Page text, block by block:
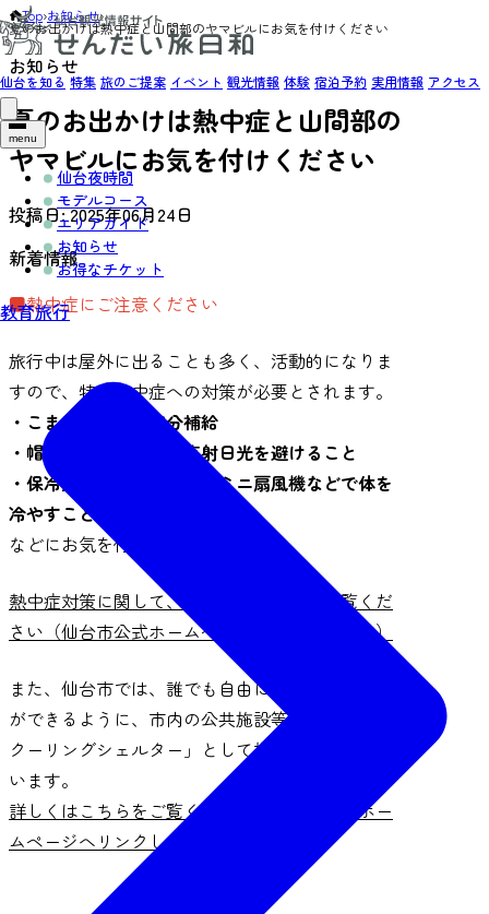
仙台を知る 特集 旅のご提案 イベント 観光情報 体験 宿泊予約 実用情報 アクセス
menu
仙台夜時間
モデルコース
エリアガイド
お知らせ
お得なチケット
教育旅行
Top›お知らせ›
夏のお出かけは熱中症と山間部のヤマビルにお気を付けください
お知らせ
夏のお出かけは熱中症と山間部の
ヤマビルにお気を付けください
投稿日:2025年06月24日
新着情報
■熱中症にご注意ください
旅行中は屋外に出ることも多く、活動的になりま
すので、特に熱中症への対策が必要とされます。
・こまめな水分・塩分補給
・帽子や日傘を用いて直射日光を避けること
・保冷剤やクールリング、ミニ扇風機などで体を
冷やすこと
などにお気を付けください。
熱中症対策に関して、詳しくはこちらをご覧くだ
さい（仙台市公式ホームページへリンクします）
また、仙台市では、誰でも自由に涼んで休むこと
ができるように、市内の公共施設等を「せんだい
クーリングシェルター」として指定し、開放して
います。
詳しくはこちらをご覧ください（仙台市公式ホー
ムページへリンクします）